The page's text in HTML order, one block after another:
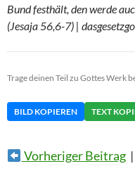
Bund festhält, den werde
(Jesaja 56,6-7) |
Trage deinen Teil zu Gottes Werk
BILD KOPIEREN TEXT
Vorheriger Beitrag|